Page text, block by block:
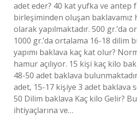
adet eder? 40 kat yufka ve antep
birleşiminden oluşan baklavamız
olarak yapılmaktadır. 500 gr.’da
1000 gr.’da ortalama 16-18 dilim
yapımı baklava kaç kat olur?
hamur açılıyor. 15 kişi kaç kilo
48-50 adet baklava
adet, 15-17 kişiye 3 adet baklava
50 Dilim baklava Kaç kilo Gelir?
ihtiyaçlarına ve…